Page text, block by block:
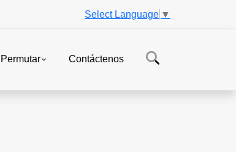
Select Language ▼
Permutar Contáctenos